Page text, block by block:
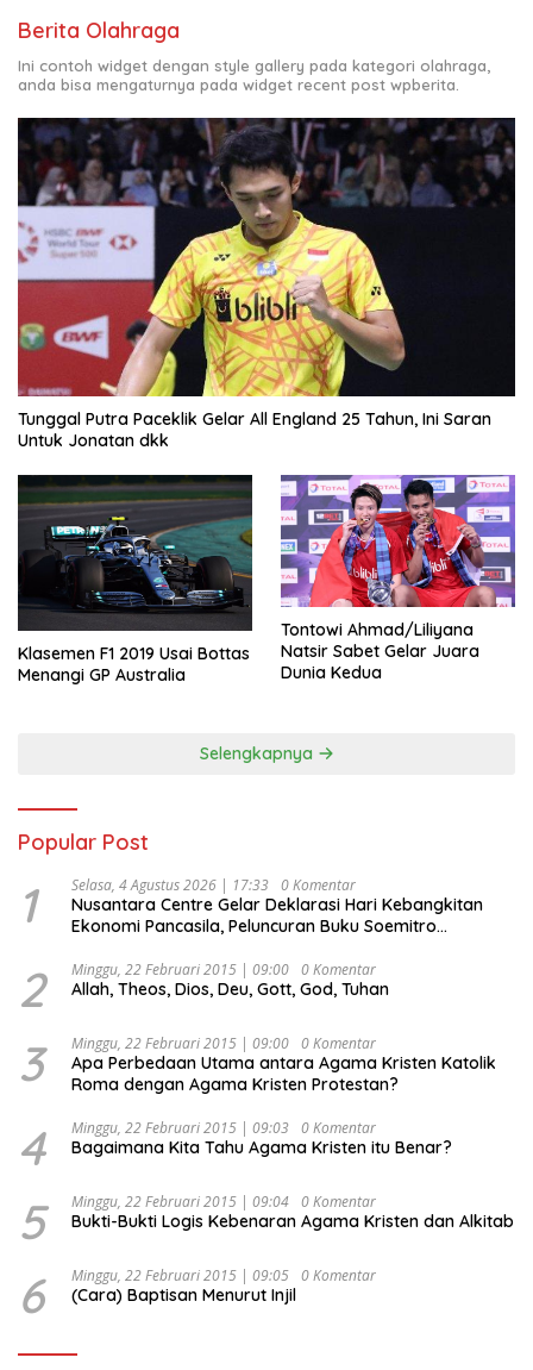
Berita Olahraga
Ini contoh widget dengan style gallery pada kategori olahraga,
anda bisa mengaturnya pada widget recent post wpberita.
Tunggal Putra Paceklik Gelar All England 25 Tahun, Ini Saran
Untuk Jonatan dkk
Klasemen F1 2019 Usai Bottas
Menangi GP Australia
Tontowi Ahmad/Liliyana
Natsir Sabet Gelar Juara
Dunia Kedua
Selengkapnya
Popular Post
1 Selasa, 4 Agustus 2026 | 17:33 0 Komentar
Nusantara Centre Gelar Deklarasi Hari Kebangkitan
Ekonomi Pancasila, Peluncuran Buku Soemitro
Ekonomi Politik Indonesia) & Simposium Nasional
“Urgensi Undang-Undang Perekonomian Nasional dan
Indonesia Emas 2045”,
2 Minggu, 22 Februari 2015 | 09:00 0 Komentar
Allah, Theos, Dios, Deu, Gott, God, Tuhan
3 Minggu, 22 Februari 2015 | 09:00 0 Komentar
Apa Perbedaan Utama antara Agama Kristen Katolik
Roma dengan Agama Kristen Protestan?
4 Minggu, 22 Februari 2015 | 09:03 0 Komentar
Bagaimana Kita Tahu Agama Kristen itu Benar?
5 Minggu, 22 Februari 2015 | 09:04 0 Komentar
Bukti-Bukti Logis Kebenaran Agama Kristen dan Alkitab
6 Minggu, 22 Februari 2015 | 09:05 0 Komentar
(Cara) Baptisan Menurut Injil